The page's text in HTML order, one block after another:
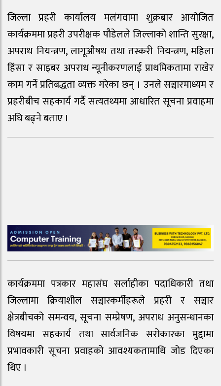
जिल्ला प्रहरी कार्यालय मलंगवामा शुक्रबार आयोजित
कार्यक्रममा प्रहरी उपरीक्षक पौडेलले जिल्लाको शान्ति सुरक्षा,
अपराध नियन्त्रण, लागूऔषध तथा तस्करी नियन्त्रण, महिला
हिंसा र साइबर अपराध न्यूनीकरणलाई प्राथमिकतामा राखेर
काम गर्ने प्रतिबद्धता व्यक्त गरेका छन् । उनले सञ्चारमाध्यम र
प्रहरीबीच सहकार्य गर्दै सत्यतथ्यमा आधारित सूचना प्रवाहमा
अघि बढ्ने बताए ।
कार्यक्रममा पत्रकार महासंघ सर्लाहीका पदाधिकारी तथा
जिल्लामा क्रियाशील सञ्चारकर्मीहरूले प्रहरी र सञ्चार
क्षेत्रबीचको समन्वय, सूचना सम्प्रेषण, अपराध अनुसन्धानका
विषयमा सहकार्य तथा सार्वजनिक सरोकारका मुद्दामा
प्रभावकारी सूचना प्रवाहको आवश्यकतामाथि जोड दिएका
थिए ।